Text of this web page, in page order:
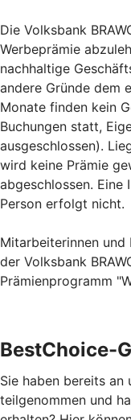
Die Volksbank
Werbeprämie
nachhaltige
andere Gründe dem
Monate finden kein
Buchungen statt,
ausgeschlossen).
wird keine Prämie
abgeschlossen.
Person erfolgt nicht.
Mitarbeiterinnen
der Volksbank
Prämienprogramm
BestChoice-
Sie haben bereits an
teilgenommen und